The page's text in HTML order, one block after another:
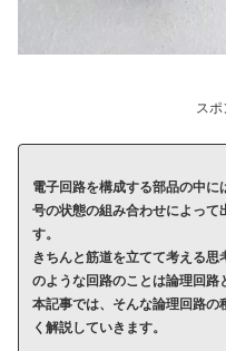
スポ
電子回路を構成する部品の中
号の状態の組み合わせによって
す。
きちんと筋道を立てて考える
のような回路のことは論理回路
本記事では、そんな論理回路の
く解説していきます。